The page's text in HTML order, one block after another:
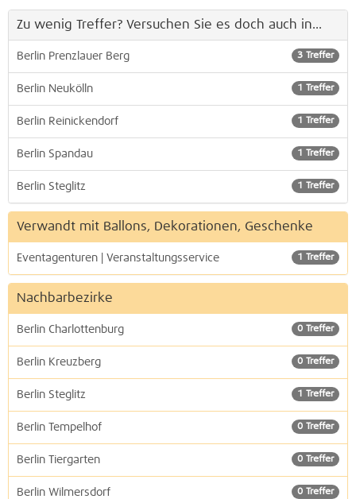
Zu wenig Treffer? Versuchen Sie es doch auch in...
3 Treffer
Berlin Prenzlauer Berg
1 Treffer
Berlin Neukölln
1 Treffer
Berlin Reinickendorf
1 Treffer
Berlin Spandau
1 Treffer
Berlin Steglitz
Verwandt mit Ballons, Dekorationen, Geschenke
1 Treffer
Eventagenturen | Veranstaltungsservice
Nachbarbezirke
0 Treffer
Berlin Charlottenburg
0 Treffer
Berlin Kreuzberg
1 Treffer
Berlin Steglitz
0 Treffer
Berlin Tempelhof
0 Treffer
Berlin Tiergarten
0 Treffer
Berlin Wilmersdorf